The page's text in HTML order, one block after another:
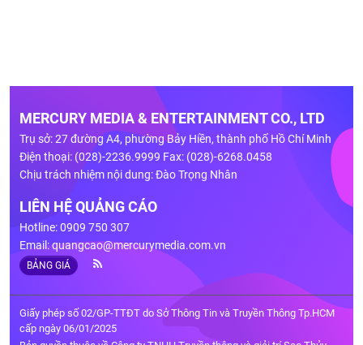
MERCURY MEDIA & ENTERTAINMENT CO., LTD
Trụ sở: 27 đường A4, phường Bảy Hiền, thành phố Hồ Chí Minh
Điện thoại: (028)-2236.9999 Fax: (028)-6268.0458
Chịu trách nhiệm nội dung: Đào Trọng Nhân
LIÊN HỆ QUẢNG CÁO
Hotline: 0909 750 307
Email:quangcao@mercurymedia.com.vn
BẢNG GIÁ
Giấy phép số 02/GP-TTĐT do Sở Thông Tin và Truyền Thông Tp.HCM
cấp ngày 06/01/2025